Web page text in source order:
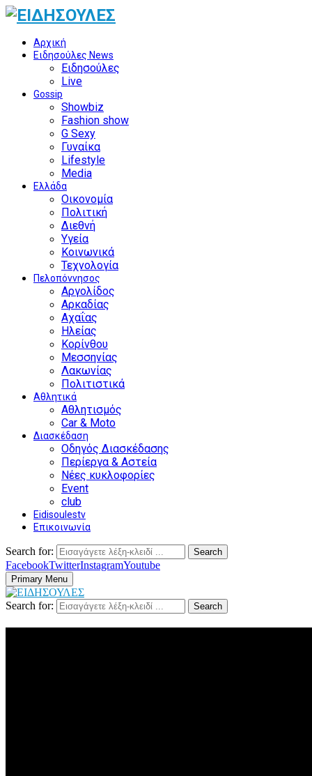
Αρχική
Ειδησούλες News
Ειδησούλες
Live
Gossip
Showbiz
Fashion show
G Sexy
Γυναίκα
Lifestyle
Media
Ελλάδα
Οικονομία
Πολιτική
Διεθνή
Υγεία
Κοινωνικά
Τεχνολογία
Πελοπόννησος
Αργολίδος
Αρκαδίας
Αχαΐας
Ηλείας
Κορίνθου
Μεσσηνίας
Λακωνίας
Πολιτιστικά
Αθλητικά
Αθλητισμός
Car & Moto
Διασκέδαση
Οδηγός Διασκέδασης
Περίεργα & Αστεία
Νέες κυκλοφορίες
Event
club
Eidisoulestv
Επικοινωνία
Search for: Search
FacebookTwitterInstagramYoutube
Primary Menu
Search for: Search